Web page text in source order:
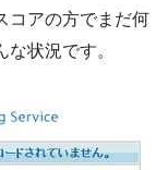
コアの方でまだ何
状況です。